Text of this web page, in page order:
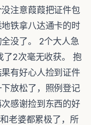
注意葭葭把证件包
铁拿八达通卡的时
没了。 2个大人急
了2次毫无收获。 抱
有好心人捡到证件
放松了，照例登记
感谢捡到东西的好
老婆都累极了，所